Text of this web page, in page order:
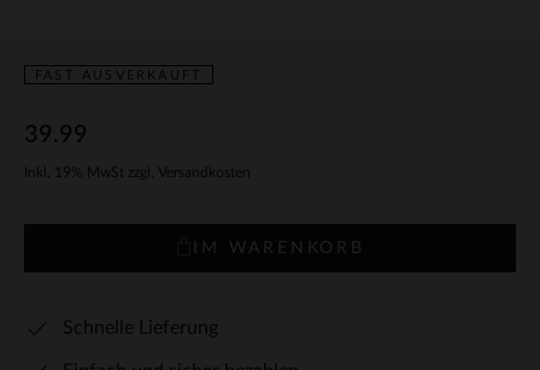
FAST AUSVERKAUFT
39.99
Inkl. 19% MwSt zzgl. Versandkosten
IM WARENKORB
Schnelle Lieferung